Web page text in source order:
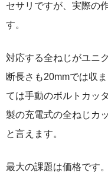
セサリですが、実際の
す。
対応する全ねじがユニ
断長さも20mmでは収
ては手動のボルトカッ
製の充電式の全ねじカ
と言えます。
最大の課題は価格です